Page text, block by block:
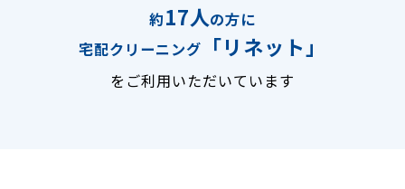
約17人の方に
宅配クリーニング
「リネット」
をご利用いただいています